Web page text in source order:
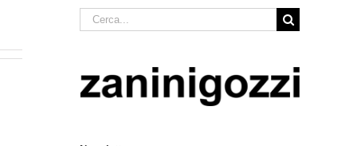
Cerca
per: